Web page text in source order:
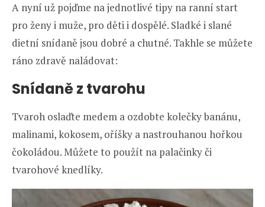
A nyní už pojďme na jednotlivé tipy na ranní start
pro ženy i muže, pro děti i dospělé. Sladké i slané
dietní snídaně jsou dobré a chutné. Takhle se můžete
ráno zdravě naládovat:
Snídaně z tvarohu
Tvaroh oslaďte medem a ozdobte kolečky banánu,
malinami, kokosem, oříšky a nastrouhanou hořkou
čokoládou. Můžete to použít na palačinky či
tvarohové knedlíky.